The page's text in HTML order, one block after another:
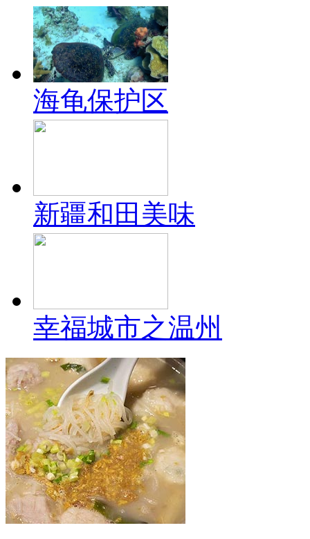
海龟保护区
新疆和田美味
幸福城市之温州